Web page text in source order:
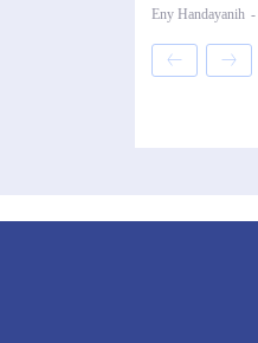
Eny Handayanih -